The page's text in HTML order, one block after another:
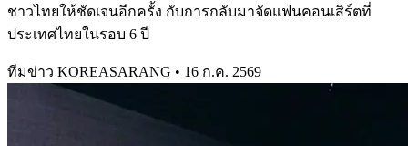
ชาวไทยให้ชัดเจนอีกครั้ง กับการกลับมาจัดแฟนคอนเสิร์ตที่
ประเทศไทยในรอบ 6 ปี
ทีมข่าว KOREASARANG • 16 ก.ค. 2569